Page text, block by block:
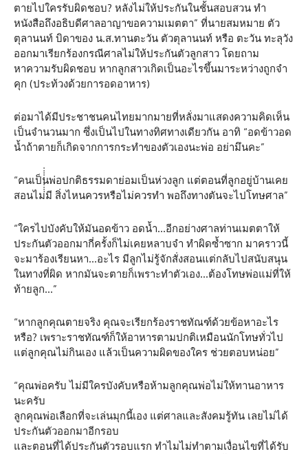
ตายไปใครรับผิดชอบ? หลังไม่ให้ประกันในชั้นสอบสวน ทำ
หนังสือถึงอธิบดีศาลอาญาขอความเมตตา” ที่นายสมหมาย ตัว
ตุลานนท์ บิดาของ น.ส.ทานตะวัน ตัวตุลานนท์ หรือ ตะวัน ทะลุวัง
ออกมาเรียกร้องกรณีศาลไม่ให้ประกันตัวลูกสาว โดยถาม
หาความรับผิดชอบ หากลูกสาวเกิดเป็นอะไรขึ้นมาระหว่างถูกจำ
คุก (ประท้วงด้วยการอดอาหาร)
ต่อมาได้มีประชาชนคนไทยมากมายที่หลั่งมาแสดงความคิดเห็น
เป็นจำนวนมาก ซึ่งเป็นไปในทางทิศทางเดียวกัน อาทิ “อดข้าวอด
น้ำถ้าตายก็เกิดจากการกระทำของตัวเองนะพ่อ อย่ามึนคะ”
“คนเป็นพ่อปกติธรรมดาย่อมเป็นห่วงลูก แต่ตอนที่ลูกอยู่บ้านเคย
สอนไม่่่่่่่่่่่มี สิ่งไหนควรหรือไม่ควรทำ พอถึงทางตันจะไปโทษศาล”
“ใครไปบังคับให้มันอดข้าว อดน้ำ…อีกอย่างศาลท่านเมตตาให้
ประกันตัวออกมากี่ครั้งก็ไม่เคยหลาบจำ ทำผิดซ้ำซาก มาคราวนี้
จะมาร้องเรียนหา…อะไร มีลูกไม่รู้จักสั่งสอนแต่กลับไปสนับสนุน
ในทางที่ผิด หากมันจะตายก็เพราะทำตัวเอง…ต้องโทษพ่อแม่ที่ให้
ท้ายลูก…”
“หากลูกคุณตายจริง คุณจะเรียกร้องราชทัณฑ์ด้วยข้อหาอะไร
หรือ? เพราะราชทัณฑ์ก็ให้อาหารตามปกติเหมือนนักโทษทั่วไป
แต่ลูกคุณไม่กินเอง แล้วเป็นความผิดของใคร ช่วยตอบหน่อย”
“คุณพ่อครับ ไม่มีใครบังคับหรือห้ามลูกคุณพ่อไม่ให้ทานอาหาร
นะครับ
ลูกคุณพ่อเลือกที่จะเล่นมุกนี้เอง แต่ศาลและสังคมรู้ทัน เลยไม่ได้
ประกันตัวออกมาอีกรอบ
และตอนที่ได้ประกันตัวรอบแรก ทำไมไม่ทำตามเงื่อนไขที่ได้รับ